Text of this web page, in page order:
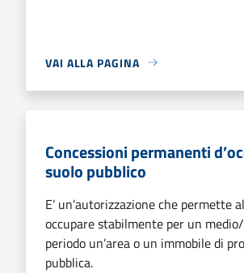
VAI ALLA PAGINA
Concessioni permanenti
suolo pubblico
E’ un’autorizzazione che permette
occupare stabilmente per un
periodo un’area o un immobile di
pubblica.